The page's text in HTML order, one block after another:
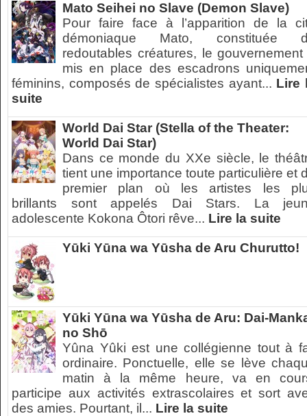
Mato Seihei no Slave (Demon Slave)
Pour faire face à l’apparition de la
démoniaque Mato, constituée
redoutables créatures, le gouvernement
mis en place des escadrons
féminins, composés de spécialistes ayant... Lire
suite
World Dai Star (Stella of the Theater:
World Dai Star)
Dans ce monde du XXe siècle, le
tient une importance toute particulière et
premier plan où les artistes les
brillants sont appelés Dai Stars. La
adolescente Kokona Ôtori rêve... Lire la suite
Yūki Yūna wa Yūsha de Aru Churutto!
Yūki Yūna wa Yūsha de Aru: Dai-
no Shō
Yûna Yûki est une collégienne tout à
ordinaire. Ponctuelle, elle se lève
matin à la même heure, va en
participe aux activités extrascolaires et sort
des amies. Pourtant, il... Lire la suite